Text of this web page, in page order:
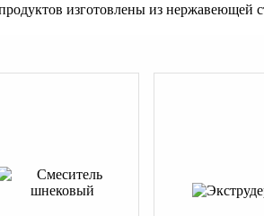
изготовлены из нержавеющей